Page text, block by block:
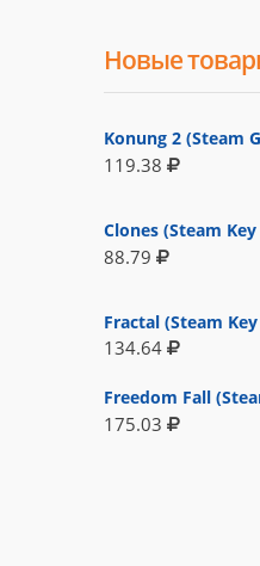
Новые
Konung 2 (Steam
119.38
Clones (Steam
88.79
Fractal (Steam
134.64
Freedom Fall
175.03